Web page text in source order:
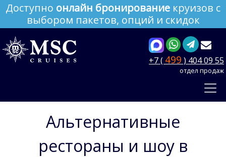
Доступно онлайн бронирование круизов с
выбором пакетов, опций и скидок
+7 ( 499 ) 404 09 55
отдел продаж
Альтернативные
рестораны и шоу в